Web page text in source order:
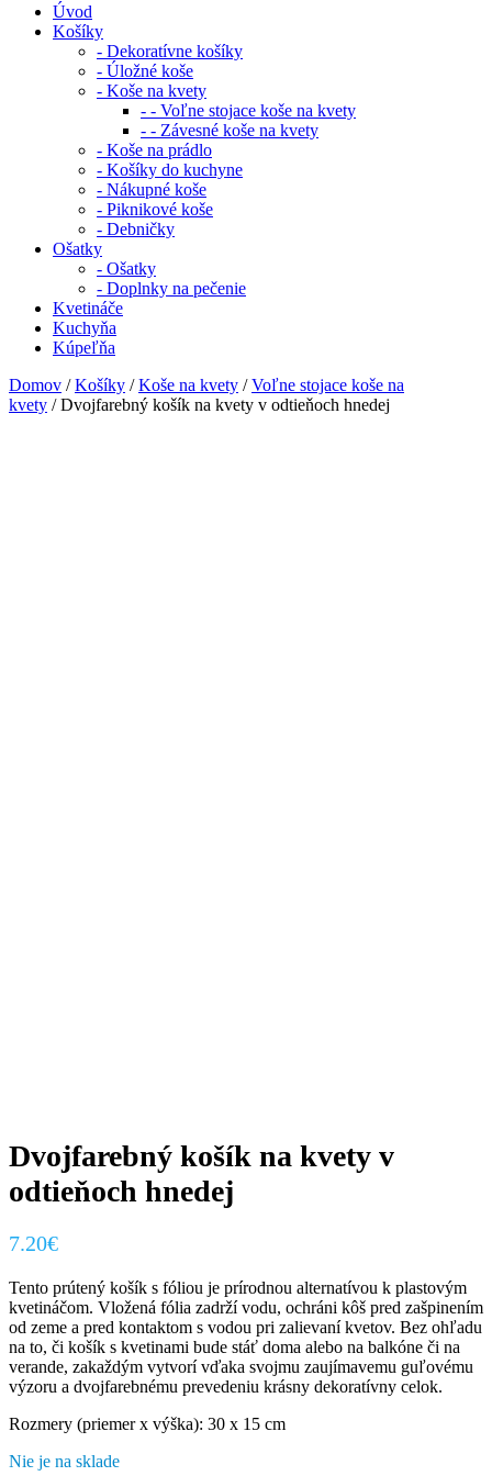
Úvod
Košíky
- Dekoratívne košíky
- Úložné koše
- Koše na kvety
- - Voľne stojace koše na kvety
- - Závesné koše na kvety
- Koše na prádlo
- Košíky do kuchyne
- Nákupné koše
- Piknikové koše
- Debničky
Ošatky
- Ošatky
- Doplnky na pečenie
Kvetináče
Kuchyňa
Kúpeľňa
Domov /Košíky /Koše na kvety /Voľne stojace koše na
kvety / Dvojfarebný košík na kvety v odtieňoch hnedej
Dvojfarebný košík na kvety v
odtieňoch hnedej
7.20€
Tento prútený košík s fóliou je prírodnou alternatívou k plastovým
kvetináčom. Vložená fólia zadrží vodu, ochráni kôš pred zašpinením
od zeme a pred kontaktom s vodou pri zalievaní kvetov. Bez ohľadu
na to, či košík s kvetinami bude stáť doma alebo na balkóne či na
verande, zakaždým vytvorí vďaka svojmu zaujímavemu guľovému
výzoru a dvojfarebnému prevedeniu krásny dekoratívny celok.
Rozmery (priemer x výška): 30 x 15 cm
Nie je na sklade